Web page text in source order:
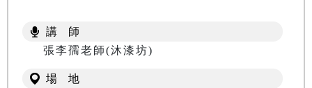
講 師
張李孺老師(沐漆坊)
場 地